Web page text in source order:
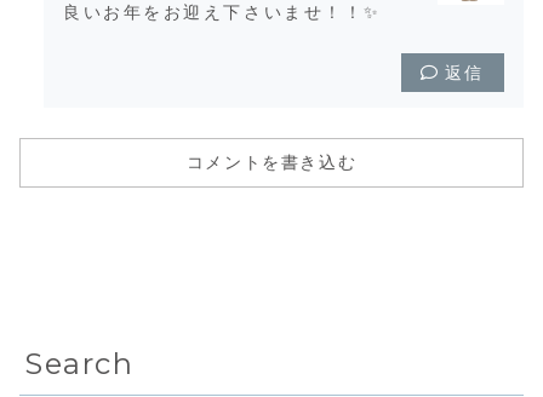
良いお年をお迎え下さいませ！！✨
返信
コメントを書き込む
Search